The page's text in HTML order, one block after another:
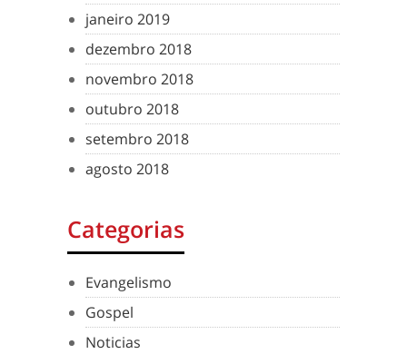
janeiro 2019
dezembro 2018
novembro 2018
outubro 2018
setembro 2018
agosto 2018
Categorias
Evangelismo
Gospel
Noticias